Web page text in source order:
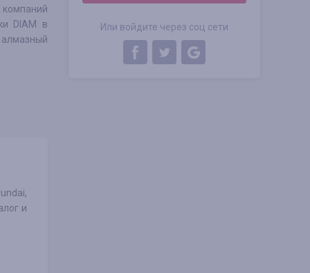
Или войдите через соц сети
компаний
DIAM в
алмазный
и